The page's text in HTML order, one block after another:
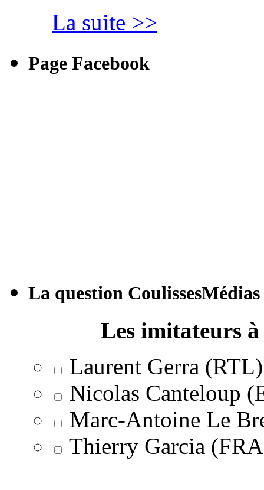
La suite >>
Page Facebook
La question CoulissesMédias
Les imitateurs
Laurent Gerra (RTL)
Nicolas Canteloup
Marc-Antoine Le
Thierry Garcia